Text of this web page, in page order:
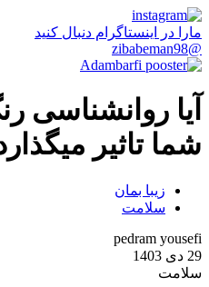
مارا در اینستاگرام دنبال کنید
@zibabeman98
آیا روانشناسی
شما تاثیر
زیبا بمان
سلامت
pedram yousefi
29 دی 1403
سلامت